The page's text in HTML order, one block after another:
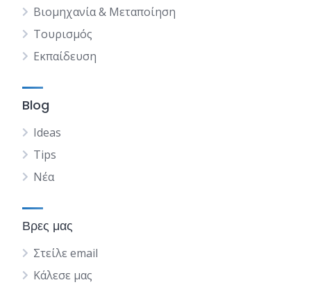
Βιομηχανία & Μεταποίηση
Τουρισμός
Εκπαίδευση
Blog
Ideas
Tips
Νέα
Βρες μας
Στείλε email
Κάλεσε μας